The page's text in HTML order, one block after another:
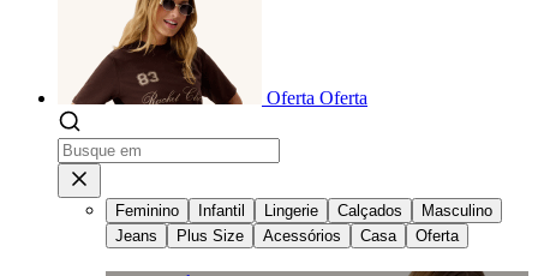
Oferta Oferta
Feminino Infantil Lingerie Calçados
Masculino
Jeans
Plus Size Acessórios Casa Oferta